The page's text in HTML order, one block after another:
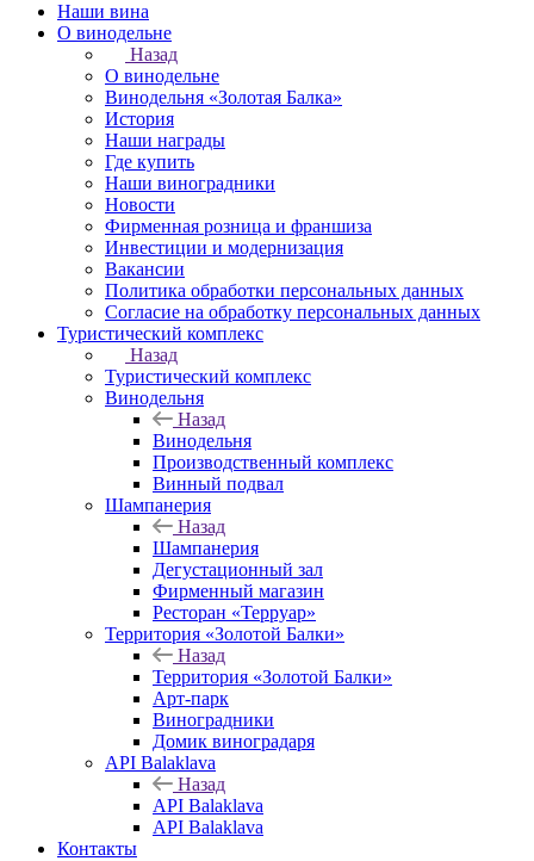
Наши вина
О винодельне
Назад
О винодельне
Винодельня «Золотая Балка»
История
Наши награды
Где купить
Наши виноградники
Новости
Фирменная розница и франшиза
Инвестиции и модернизация
Вакансии
Политика обработки персональных данных
Согласие на обработку персональных данных
Туристический комплекс
Назад
Туристический комплекс
Винодельня
Назад
Винодельня
Производственный комплекс
Винный подвал
Шампанерия
Назад
Шампанерия
Дегустационный зал
Фирменный магазин
Ресторан «Терруар»
Территория «Золотой Балки»
Назад
Территория «Золотой Балки»
Арт-парк
Виноградники
Домик виноградаря
API Balaklava
Назад
API Balaklava
API Balaklava
Контакты